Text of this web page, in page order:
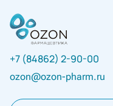
+7 (84862) 2-90-00
ozon@ozon-pharm.ru